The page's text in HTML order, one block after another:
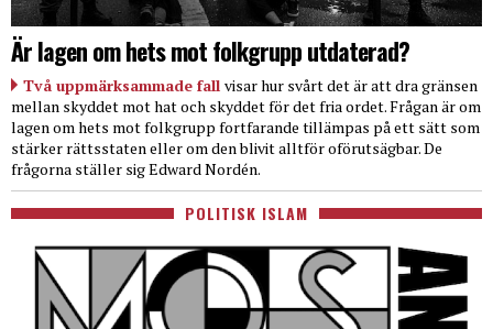
Är lagen om hets mot folkgrupp utdaterad?
Två uppmärksammade fall visar hur svårt det är att dra gränsen
mellan skyddet mot hat och skyddet för det fria ordet. Frågan är om
lagen om hets mot folkgrupp fortfarande tillämpas på ett sätt som
stärker rättsstaten eller om den blivit alltför oförutsägbar. De
frågorna ställer sig Edward Nordén.
POLITISK ISLAM